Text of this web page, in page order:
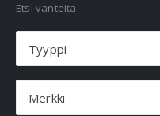
Etsi vanteita
Tyyppi
Merkki